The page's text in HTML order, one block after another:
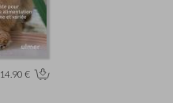
14.90 €